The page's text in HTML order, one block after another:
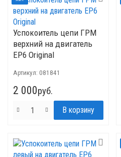
Успокоитель цепи ГРМ
верхний на двигатель
EP6 Original
Артикул: 081841
2 000руб.